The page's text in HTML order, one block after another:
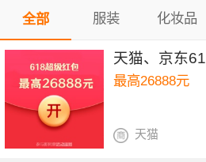
全部 服装 化妆品
天猫、京东
最高26888元
天猫